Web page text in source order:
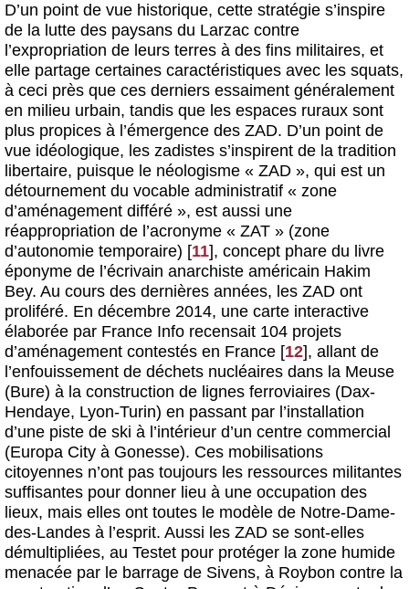
D’un point de vue historique, cette stratégie s’inspire
de la lutte des paysans du Larzac contre
l’expropriation de leurs terres à des fins militaires, et
elle partage certaines caractéristiques avec les squats,
à ceci près que ces derniers essaiment généralement
en milieu urbain, tandis que les espaces ruraux sont
plus propices à l’émergence des ZAD. D’un point de
vue idéologique, les zadistes s’inspirent de la tradition
libertaire, puisque le néologisme « ZAD », qui est un
détournement du vocable administratif « zone
d’aménagement différé », est aussi une
réappropriation de l’acronyme « ZAT » (zone
d’autonomie temporaire) [11], concept phare du livre
éponyme de l’écrivain anarchiste américain Hakim
Bey. Au cours des dernières années, les ZAD ont
proliféré. En décembre 2014, une carte interactive
élaborée par France Info recensait 104 projets
d’aménagement contestés en France [12], allant de
l’enfouissement de déchets nucléaires dans la Meuse
(Bure) à la construction de lignes ferroviaires (Dax-
Hendaye, Lyon-Turin) en passant par l’installation
d’une piste de ski à l’intérieur d’un centre commercial
(Europa City à Gonesse). Ces mobilisations
citoyennes n’ont pas toujours les ressources militantes
suffisantes pour donner lieu à une occupation des
lieux, mais elles ont toutes le modèle de Notre-Dame-
des-Landes à l’esprit. Aussi les ZAD se sont-elles
démultipliées, au Testet pour protéger la zone humide
menacée par le barrage de Sivens, à Roybon contre la